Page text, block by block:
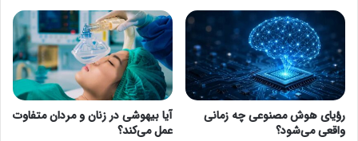
رؤیای هوش مصنوعی چه زمانی
واقعی می‌شود؟
آیا بیهوشی در زنان و مردان متفاوت
عمل می‌کند؟